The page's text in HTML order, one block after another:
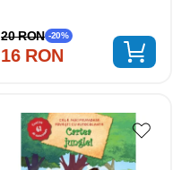
16 RON
20 RON -20%